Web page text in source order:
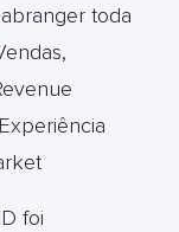
toda
foi